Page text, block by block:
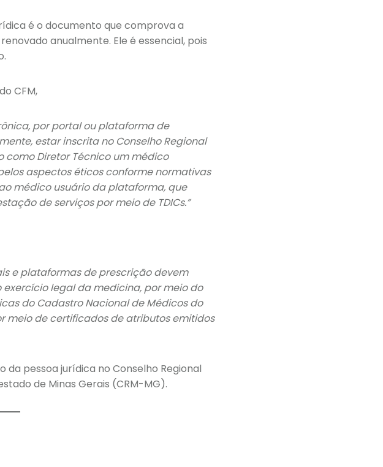
é o documento que comprova a
anualmente. Ele é essencial, pois
do CFM,
por portal ou plataforma de
estar inscrita no Conselho Regional
como Diretor Técnico um médico
aspectos éticos conforme normativas
médico usuário da plataforma, que
de serviços por meio de TDICs.”
e plataformas de prescrição devem
legal da medicina, por meio do
do Cadastro Nacional de Médicos do
meio de certificados de atributos emitidos
pessoa jurídica no Conselho Regional
de Minas Gerais (CRM-MG).